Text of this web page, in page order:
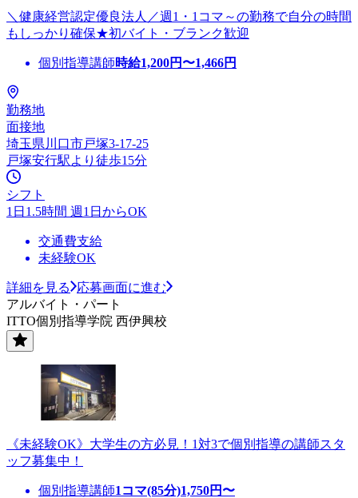
＼健康経営認定優良法人／週1・1コマ～の勤務で自分の時間
もしっかり確保★初バイト・ブランク歓迎
個別指導講師時給1,200円〜1,466円
勤務地
面接地
埼玉県川口市戸塚3-17-25
戸塚安行駅より徒歩15分
シフト
1日1.5時間 週1日からOK
交通費支給
未経験OK
詳細を見る
応募画面に進む
アルバイト・パート
ITTO個別指導学院 西伊興校
《未経験OK》大学生の方必見！1対3で個別指導の講師スタ
ッフ募集中！
個別指導講師1コマ(85分)1,750円〜